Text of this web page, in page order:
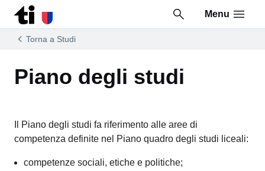
Vai al contenuto della pagina
Vai al piè di pagina
Menu
Torna a Studi
Piano degli studi
Il Piano degli studi fa riferimento alle aree di
competenza definite nel Piano quadro degli studi liceali:
competenze sociali, etiche e politiche;